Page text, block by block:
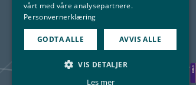
vårt med våre analysepartnere.
Personvernerklæring
GODTA ALLE AVVIS ALLE
VIS DETALJER
Les mer